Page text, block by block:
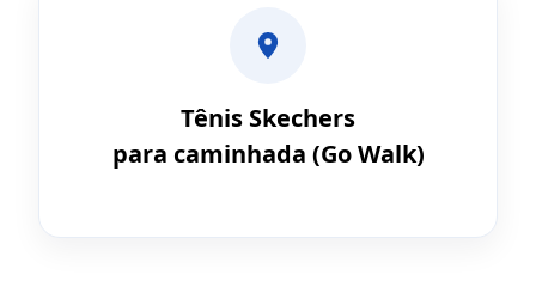
Tênis Skechers
para caminhada (Go Walk)